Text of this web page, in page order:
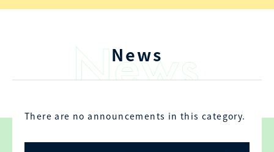
News
There are no announcements in this category.